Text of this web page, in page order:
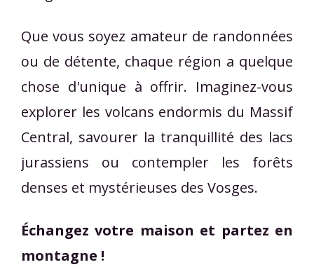
Que vous soyez amateur de randonnées
ou de détente, chaque région a quelque
chose d'unique à offrir. Imaginez-vous
explorer les volcans endormis du Massif
Central, savourer la tranquillité des lacs
jurassiens ou contempler les forêts
denses et mystérieuses des Vosges.
Échangez votre maison et partez en
montagne !